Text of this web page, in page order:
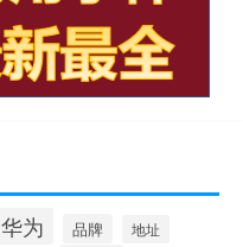
华为 品牌 地址